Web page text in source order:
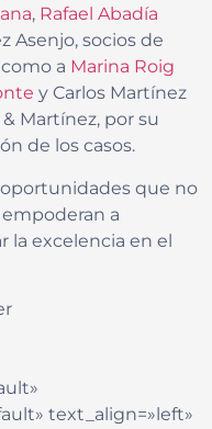
, Rafael Abadía
Asenjo, socios de
a Marina Roig
y Carlos Martínez
Martínez, por su
de los casos.
que no
a
la excelencia en el
text_align=»left»